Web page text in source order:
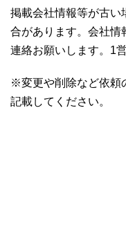
掲載会社情報等が古い
合があります。会社情
連絡お願いします。1
※変更や削除など依頼
記載してください。